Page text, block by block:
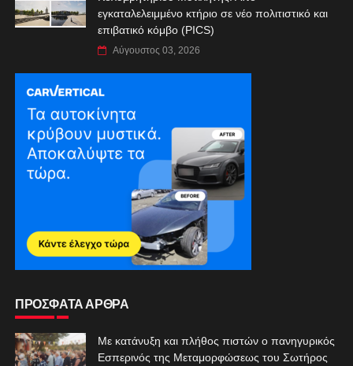
εγκαταλελειμμένο κτήριο σε νέο πολιτιστικό και
επιβατικό κόμβο (PICS)
Αύγουστος 03, 2026
ΠΡΟΣΦΑΤΑ ΑΡΘΡΑ
Με κατάνυξη και πλήθος πιστών ο πανηγυρικός
Εσπερινός της Μεταμορφώσεως του Σωτήρος